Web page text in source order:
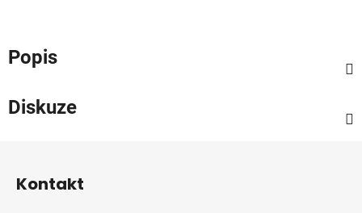
Popis
Diskuze
Kontakt